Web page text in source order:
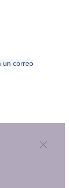
un correo